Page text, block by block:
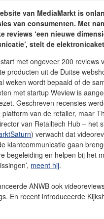
van MediaMarkt is
van consumenten. Met
reviews ‘een nieuwe
stelt de
met ongeveer 200 reviews
producten uit de Duitse
weken wordt bepaald of de
met startup Weview is
Geschreven recensies
platform van de retailer, maar
van Retailtech Hub – het
) verwacht dat
klantcommunicatie gaan
begeleiding en helpen bij het
meent hij.
ANWB ook
En recent introduceerde